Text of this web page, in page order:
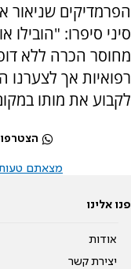
הפרמדיקים שניאור
סיני סיפרו:
מחוסר הכרה ללא
רפואיות אך לצערנו
לקבוע את מותו
מצאתם טעות
פנו אלינו
אודות
יצירת קשר